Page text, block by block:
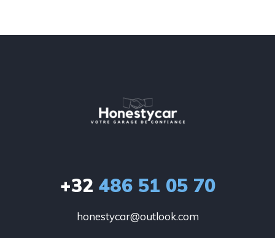
+32 486 51 05 70
honestycar@outlook.com